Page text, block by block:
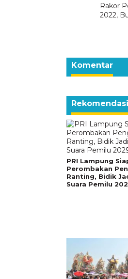
pos
Rakor
2022,
Komentar
Rekomendasi
PRI Lampung
Perombakan
Ranting, Bidik
Suara Pemilu